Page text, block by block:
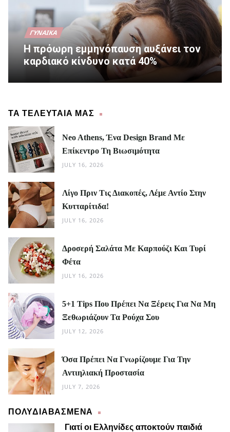
ΓΥΝΑΊΚΑ
Η πρόωρη εμμηνόπαυση αυξάνει τον
καρδιακό κίνδυνο κατά 40%
ΤΑ ΤΕΛΕΥΤΑΙΑ ΜΑΣ
Neo Athens, Ένα Design Brand Με
Επίκεντρο Τη Βιωσιμότητα
JULY 16, 2026
Λίγο Πριν Τις Διακοπές, Λέμε Αντίο Στην
Κυτταρίτιδα!
JULY 16, 2026
Δροσερή Σαλάτα Με Καρπούζι Και Τυρί
Φέτα
JULY 16, 2026
5+1 Tips Που Πρέπει Να Ξέρεις Για Να Μη
Ξεθωριάζουν Τα Ρούχα Σου
JULY 12, 2026
Όσα Πρέπει Να Γνωρίζουμε Για Την
Αντιηλιακή Προστασία
JULY 7, 2026
ΠΟΛΥΔΙΑΒΑΣΜΕΝΑ
Γιατί οι Ελληνίδες αποκτούν παιδιά